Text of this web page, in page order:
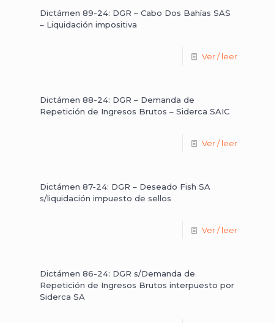
Dictámen 89-24: DGR – Cabo Dos Bahías SAS
– Liquidación impositiva
Ver / leer
Dictámen 88-24: DGR – Demanda de
Repetición de Ingresos Brutos – Siderca SAIC
Ver / leer
Dictámen 87-24: DGR – Deseado Fish SA
s/liquidación impuesto de sellos
Ver / leer
Dictámen 86-24: DGR s/Demanda de
Repetición de Ingresos Brutos interpuesto por
Siderca SA